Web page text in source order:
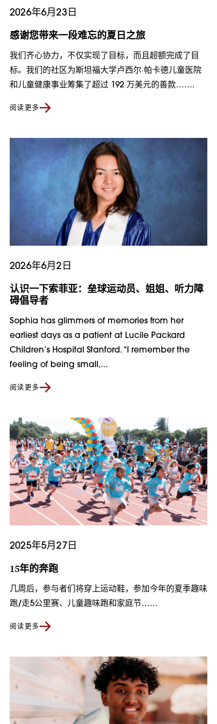
2026年6月23日
感谢您带来一段难忘的夏日之旅
我们齐心协力，不仅实现了目标，而且超额完成了目
标。我们的社区为斯坦福大学卢西尔·帕卡德儿童医院
和儿童健康事业筹集了超过 192 万美元的善款…….
阅读更多
2026年6月2日
认识一下索菲亚：垒球运动员、姐姐、听力障
碍倡导者
Sophia has glimmers of memories from her
earliest days as a patient at Lucile Packard
Children’s Hospital Stanford. “I remember the
feeling of being small,...
阅读更多
2025年5月27日
15年的奔跑
几周后，参与者们将穿上运动鞋，参加今年的夏季趣味
跑/走5公里赛、儿童趣味跑和家庭节……
阅读更多